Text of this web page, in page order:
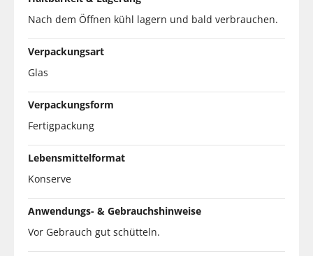
Nach dem Öffnen kühl lagern und bald verbrauchen.
Verpackungsart
Glas
Verpackungsform
Fertigpackung
Lebensmittelformat
Konserve
Anwendungs- & Gebrauchshinweise
Vor Gebrauch gut schütteln.